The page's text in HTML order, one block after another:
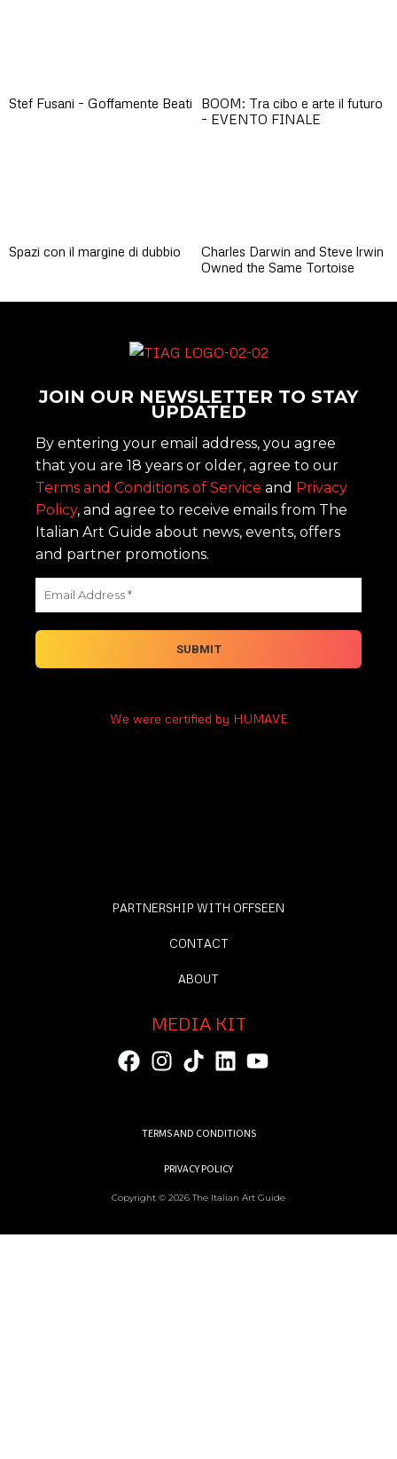
Stef Fusani – Goffamente Beati
BOOM: Tra cibo e arte il futuro
– EVENTO FINALE
Spazi con il margine di dubbio
Charles Darwin and Steve lrwin
Owned the Same Tortoise
JOIN OUR NEWSLETTER TO STAY
UPDATED
By entering your email address, you agree
that you are 18 years or older, agree to our
Terms and Conditions of Service and Privacy
Policy, and agree to receive emails from The
Italian Art Guide about news, events, offers
and partner promotions.
We were certified by HUMAVE
PARTNERSHIP WITH OFFSEEN
CONTACT
ABOUT
MEDIA KIT
TERMS AND CONDITIONS
PRIVACY POLICY
Copyright © 2026 The Italian Art Guide